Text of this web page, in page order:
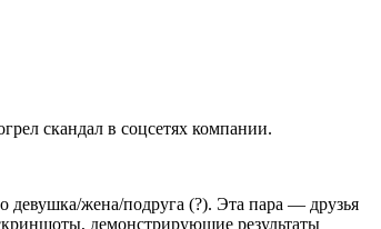
скандал в соцсетях компании.
девушка/жена/подруга (?). Эта пара — друзья
демонстрирующие результаты